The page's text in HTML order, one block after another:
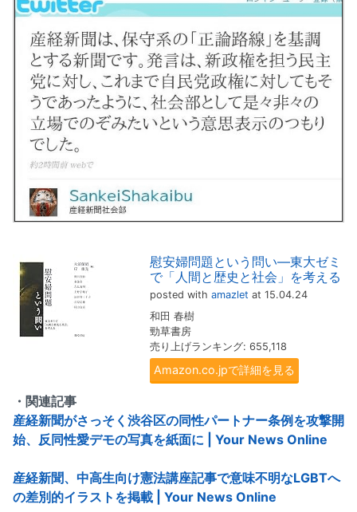
慰安婦問題という問い―東大ゼミ
で「人間と歴史と社会」を考える
posted with amazlet at 15.04.24
和田 春樹
勁草書房
売り上げランキング: 655,118
Amazon.co.jpで詳細を見る
・関連記事
産経新聞がさっそく渋谷区の同性パートナー条例を攻撃開
始、反同性愛デモの写真を紙面に | Your News Online
産経新聞、中高生向け憲法講座記事で意味不明なLGBTへ
の差別的イラストを掲載 | Your News Online